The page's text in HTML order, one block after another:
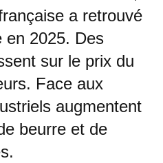
a retrouvé
en 2025. Des
sur le prix du
Face aux
augmentent
beurre et de